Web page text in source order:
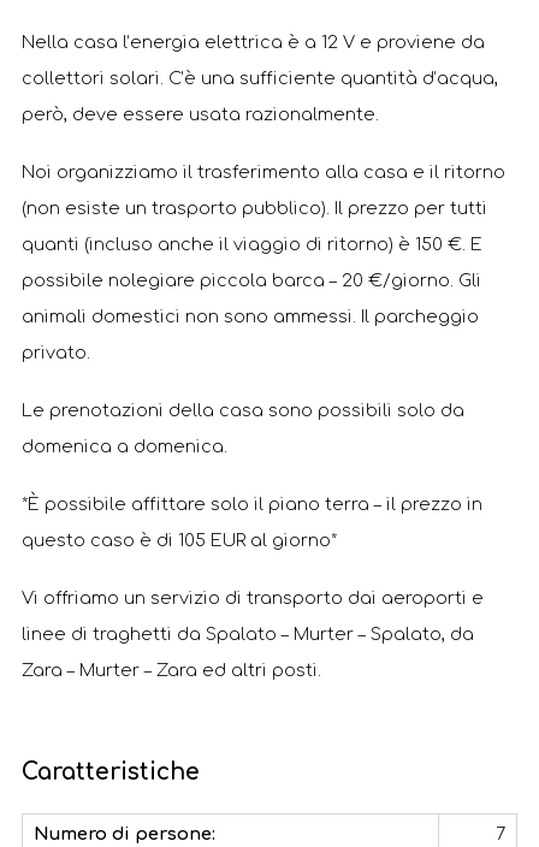
Nella casa l’energia elettrica è a 12 V e proviene da
collettori solari. C’è una sufficiente quantità d’acqua,
però, deve essere usata razionalmente.
Noi organizziamo il trasferimento alla casa e il ritorno
(non esiste un trasporto pubblico). Il prezzo per tutti
quanti (incluso anche il viaggio di ritorno) è 150 €. E
possibile nolegiare piccola barca – 20 €/giorno. Gli
animali domestici non sono ammessi. Il parcheggio
privato.
Le prenotazioni della casa sono possibili solo da
domenica a domenica.
*È possibile affittare solo il piano terra – il prezzo in
questo caso è di 105 EUR al giorno*
Vi offriamo un servizio di transporto dai aeroporti e
linee di traghetti da Spalato – Murter – Spalato, da
Zara – Murter – Zara ed altri posti.
Caratteristiche
Numero di persone: 7